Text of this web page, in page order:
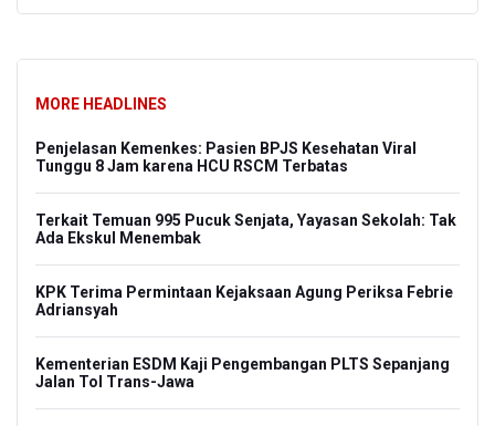
MORE HEADLINES
Penjelasan Kemenkes: Pasien BPJS Kesehatan Viral
Tunggu 8 Jam karena HCU RSCM Terbatas
Terkait Temuan 995 Pucuk Senjata, Yayasan Sekolah: Tak
Ada Ekskul Menembak
KPK Terima Permintaan Kejaksaan Agung Periksa Febrie
Adriansyah
Kementerian ESDM Kaji Pengembangan PLTS Sepanjang
Jalan Tol Trans-Jawa